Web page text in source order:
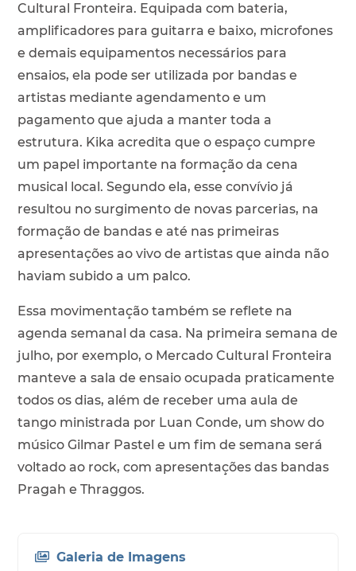
Cultural Fronteira. Equipada com bateria,
amplificadores para guitarra e baixo, microfones
e demais equipamentos necessários para
ensaios, ela pode ser utilizada por bandas e
artistas mediante agendamento e um
pagamento que ajuda a manter toda a
estrutura. Kika acredita que o espaço cumpre
um papel importante na formação da cena
musical local. Segundo ela, esse convívio já
resultou no surgimento de novas parcerias, na
formação de bandas e até nas primeiras
apresentações ao vivo de artistas que ainda não
haviam subido a um palco.
Essa movimentação também se reflete na
agenda semanal da casa. Na primeira semana de
julho, por exemplo, o Mercado Cultural Fronteira
manteve a sala de ensaio ocupada praticamente
todos os dias, além de receber uma aula de
tango ministrada por Luan Conde, um show do
músico Gilmar Pastel e um fim de semana será
voltado ao rock, com apresentações das bandas
Pragah e Thraggos.
Galeria de Imagens